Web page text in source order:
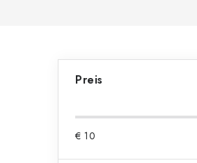
t
Preis
€ 10